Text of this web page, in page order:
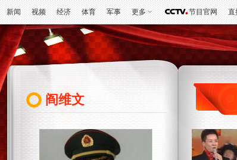
新闻 视频 经济 体育 军事 更多 节目官网 直
阎维文